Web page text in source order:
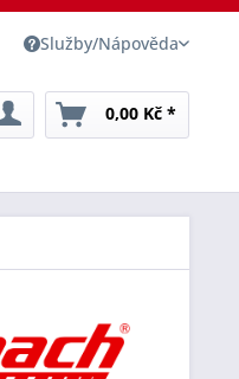
Služby/Nápověda
0,00 Kč *